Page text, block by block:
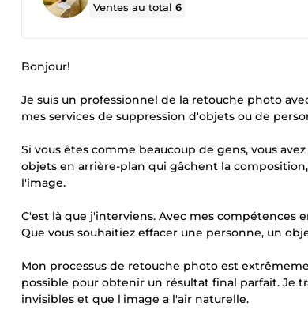
Ventes au total6
Bonjour!
Je suis un professionnel de la retouche photo
mes services de suppression d'objets ou de
Si vous êtes comme beaucoup de gens, vous
objets en arrière-plan qui gâchent la
l'image.
C'est là que j'interviens. Avec mes compétences
Que vous souhaitiez effacer une personne, un
Mon processus de retouche photo est
possible pour obtenir un résultat final parfait. Je
invisibles et que l'image a l'air naturelle.